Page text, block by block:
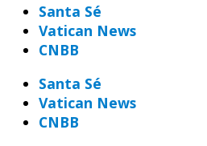
Santa Sé
Vatican News
CNBB
Santa Sé
Vatican News
CNBB